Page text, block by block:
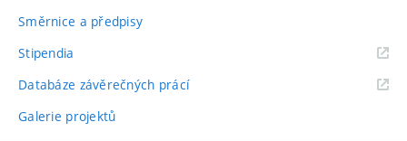
Směrnice a předpisy
Stipendia
Databáze závěrečných prácí
Galerie projektů